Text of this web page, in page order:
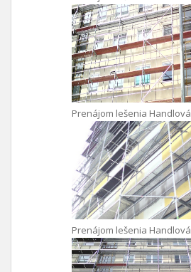
Prenájom lešenia Handlová
Prenájom lešenia Handlová